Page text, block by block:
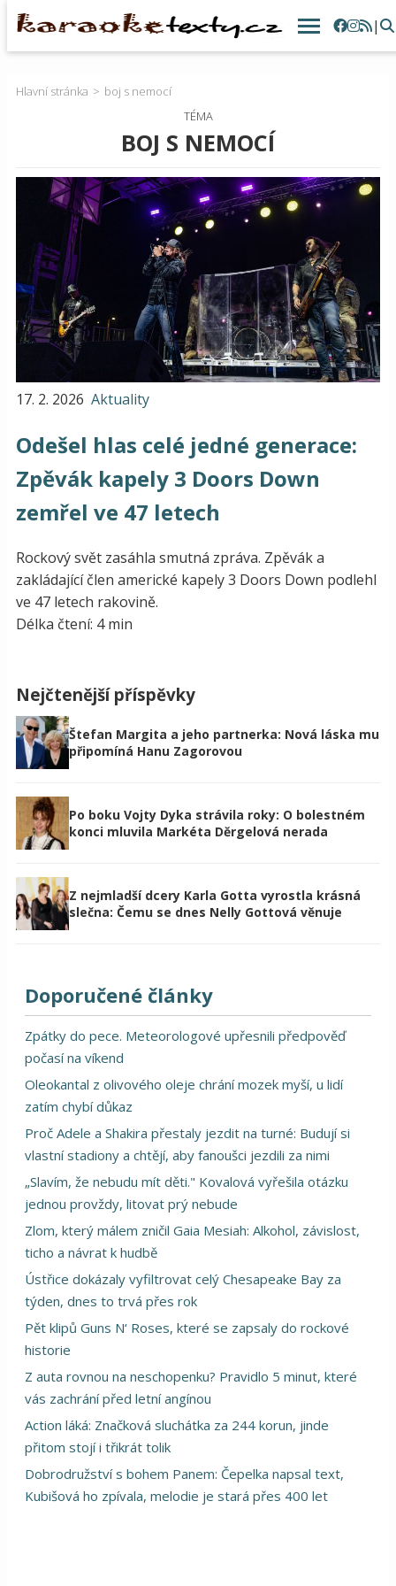
|
Hlavní stránka
boj s nemocí
TÉMA
BOJ S NEMOCÍ
17. 2. 2026 Aktuality
Odešel hlas celé jedné generace:
Zpěvák kapely 3 Doors Down
zemřel ve 47 letech
Rockový svět zasáhla smutná zpráva. Zpěvák a
zakládající člen americké kapely 3 Doors Down podlehl
ve 47 letech rakovině.
Délka čtení: 4 min
Nejčtenější příspěvky
Štefan Margita a jeho partnerka: Nová láska mu
připomíná Hanu Zagorovou
Po boku Vojty Dyka strávila roky: O bolestném
konci mluvila Markéta Děrgelová nerada
Z nejmladší dcery Karla Gotta vyrostla krásná
slečna: Čemu se dnes Nelly Gottová věnuje
Doporučené články
Zpátky do pece. Meteorologové upřesnili předpověď
počasí na víkend
Oleokantal z olivového oleje chrání mozek myší, u lidí
zatím chybí důkaz
Proč Adele a Shakira přestaly jezdit na turné: Budují si
vlastní stadiony a chtějí, aby fanoušci jezdili za nimi
„Slavím, že nebudu mít děti." Kovalová vyřešila otázku
jednou provždy, litovat prý nebude
Zlom, který málem zničil Gaia Mesiah: Alkohol, závislost,
ticho a návrat k hudbě
Ústřice dokázaly vyfiltrovat celý Chesapeake Bay za
týden, dnes to trvá přes rok
Pět klipů Guns N‘ Roses, které se zapsaly do rockové
historie
Z auta rovnou na neschopenku? Pravidlo 5 minut, které
vás zachrání před letní angínou
Action láká: Značková sluchátka za 244 korun, jinde
přitom stojí i třikrát tolik
Dobrodružství s bohem Panem: Čepelka napsal text,
Kubišová ho zpívala, melodie je stará přes 400 let